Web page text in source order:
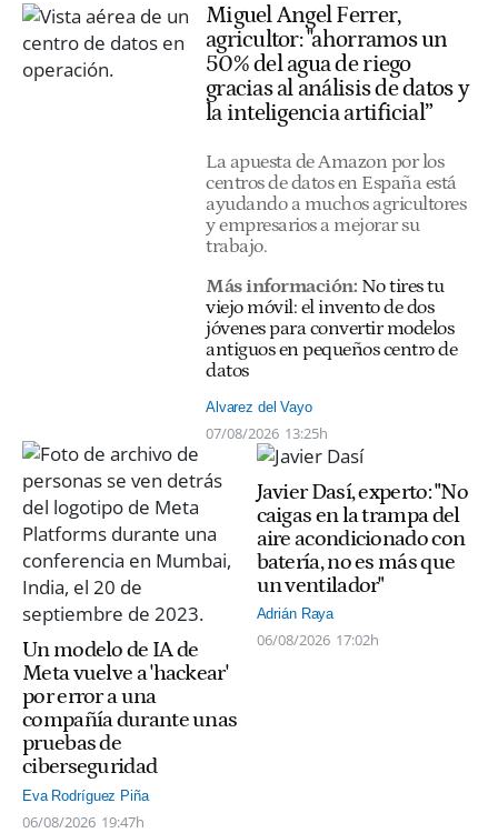
Miguel Angel Ferrer,
agricultor: "ahorramos un
50% del agua de riego
gracias al análisis de datos y
la inteligencia artificial”
La apuesta de Amazon por los
centros de datos en España está
ayudando a muchos agricultores
y empresarios a mejorar su
trabajo.
Más información: No tires tu
viejo móvil: el invento de dos
jóvenes para convertir modelos
antiguos en pequeños centro de
datos
Alvarez del Vayo
07/08/2026 13:25h
Un modelo de IA de
Meta vuelve a 'hackear'
por error a una
compañía durante unas
pruebas de
ciberseguridad
Eva Rodríguez Piña
06/08/2026 19:47h
Javier Dasí, experto: "No
caigas en la trampa del
aire acondicionado con
batería, no es más que
un ventilador"
Adrián Raya
06/08/2026 17:02h